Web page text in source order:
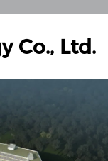
Co., Ltd.